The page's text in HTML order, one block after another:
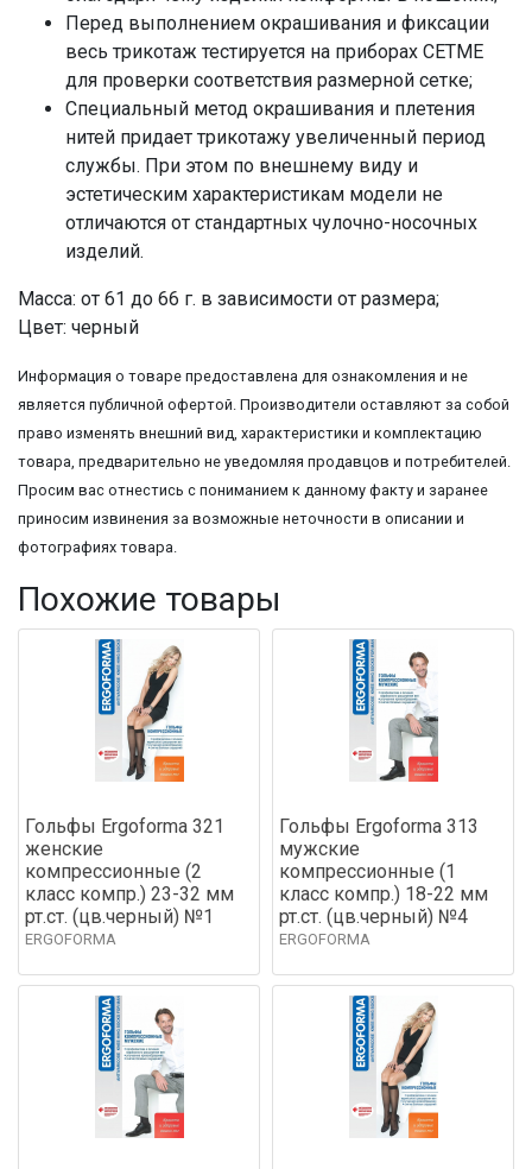
Перед выполнением окрашивания и фиксации
весь трикотаж тестируется на приборах CETME
для проверки соответствия размерной сетке;
Специальный метод окрашивания и плетения
нитей придает трикотажу увеличенный период
службы. При этом по внешнему виду и
эстетическим характеристикам модели не
отличаются от стандартных чулочно-носочных
изделий.
Масса: от 61 до 66 г. в зависимости от размера;
Цвет: черный
Информация о товаре предоставлена для ознакомления и не
является публичной офертой. Производители оставляют за собой
право изменять внешний вид, характеристики и комплектацию
товара, предварительно не уведомляя продавцов и потребителей.
Просим вас отнестись с пониманием к данному факту и заранее
приносим извинения за возможные неточности в описании и
фотографиях товара.
Похожие товары
Гольфы Ergoforma 321
женские
компрессионные (2
класс компр.) 23-32 мм
рт.ст. (цв.черный) №1
ERGOFORMA
Гольфы Ergoforma 313
мужские
компрессионные (1
класс компр.) 18-22 мм
рт.ст. (цв.черный) №4
ERGOFORMA